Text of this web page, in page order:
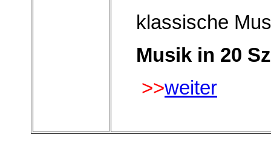
klassische
Musik in 20
>>weiter